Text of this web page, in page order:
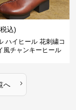
込)
ハイヒール 花刺繍コ
風チャンキーヒール
へ ›